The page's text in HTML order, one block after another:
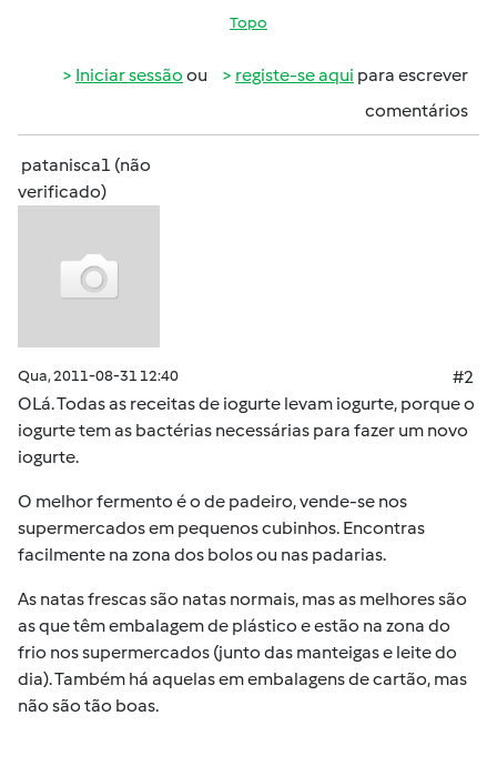
Topo
Iniciar sessão ou registe-se aqui para escrever
comentários
patanisca1 (não
verificado)
Qua, 2011-08-31 12:40
#2
OLá. Todas as receitas de iogurte levam iogurte, porque o
iogurte tem as bactérias necessárias para fazer um novo
iogurte.
O melhor fermento é o de padeiro, vende-se nos
supermercados em pequenos cubinhos. Encontras
facilmente na zona dos bolos ou nas padarias.
As natas frescas são natas normais, mas as melhores são
as que têm embalagem de plástico e estão na zona do
frio nos supermercados (junto das manteigas e leite do
dia). Também há aquelas em embalagens de cartão, mas
não são tão boas.